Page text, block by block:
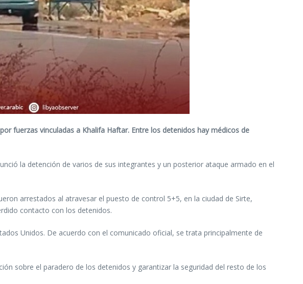
fuerzas vinculadas a Khalifa Haftar. Entre los detenidos hay médicos de
la detención de varios de sus integrantes y un posterior ataque armado en el
arrestados al atravesar el puesto de control 5+5, en la ciudad de Sirte,
contacto con los detenidos.
Unidos. De acuerdo con el comunicado oficial, se trata principalmente de
sobre el paradero de los detenidos y garantizar la seguridad del resto de los